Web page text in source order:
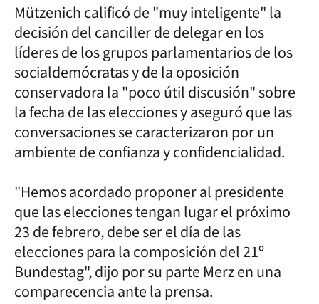
Mützenich calificó de "muy inteligente" la
decisión del canciller de delegar en los
líderes de los grupos parlamentarios de los
socialdemócratas y de la oposición
conservadora la "poco útil discusión" sobre
la fecha de las elecciones y aseguró que las
conversaciones se caracterizaron por un
ambiente de confianza y confidencialidad.
"Hemos acordado proponer al presidente
que las elecciones tengan lugar el próximo
23 de febrero, debe ser el día de las
elecciones para la composición del 21º
Bundestag", dijo por su parte Merz en una
comparecencia ante la prensa.